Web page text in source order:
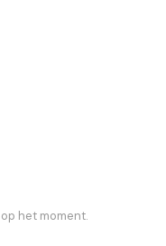
het moment.